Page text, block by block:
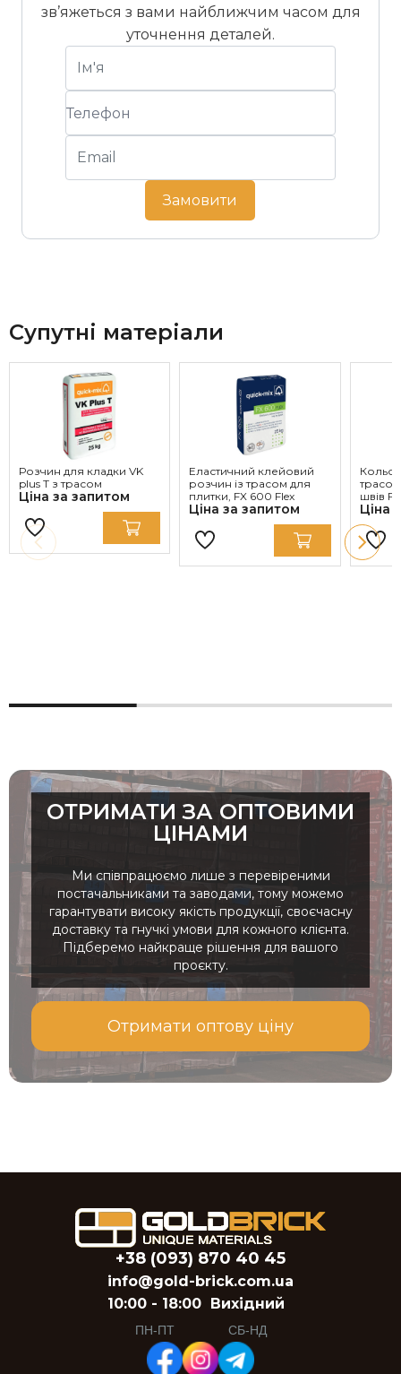
зв’яжеться з вами найближчим часом для
уточнення деталей.
Замовити
Супутні матеріали
Розчин для кладки VK
plus T з трасом
Ціна за запитом
Еластичний клейовий
розчин із трасом для
плитки, FX 600 Flex
Ціна за запитом
швів
Ціна
ОТРИМАТИ ЗА ОПТОВИМИ
ЦІНАМИ
Ми співпрацюємо лише з перевіреними
постачальниками та заводами, тому можемо
гарантувати високу якість продукції, своєчасну
доставку та гнучкі умови для кожного клієнта.
Підберемо найкраще рішення для вашого
проєкту.
Отримати оптову ціну
+38 (093) 870 40 45
info@gold-brick.com.ua
10:00 - 18:00
ПН-ПТ
Вихідний
СБ-НД